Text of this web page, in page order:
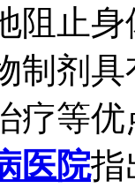
阻止
制剂
疗等
医院指